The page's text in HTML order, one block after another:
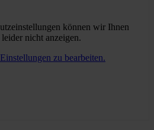
können wir Ihnen
nicht anzeigen.
zu bearbeiten.